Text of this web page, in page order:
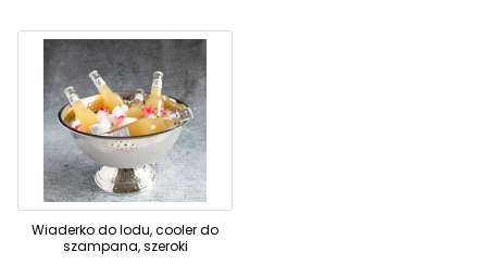
Wiaderko do lodu, cooler do
szampana, szeroki